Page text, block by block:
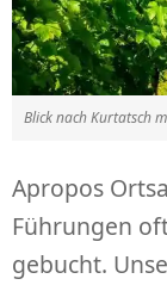
Blick nach Kurtatsch
Apropos
Führungen
gebucht.